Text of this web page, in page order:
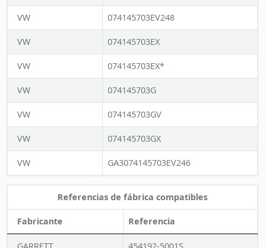
VW 074145703EV248
VW 074145703EX
VW 074145703EX*
VW 074145703G
VW 074145703GV
VW 074145703GX
VW GA3074145703EV246
Referencias de fábrica compatibles
Fabricante Referencia